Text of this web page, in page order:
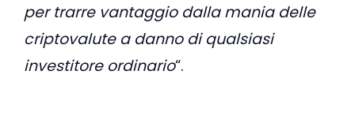
per trarre vantaggio dalla mania delle
criptovalute a danno di qualsiasi
investitore ordinario“.